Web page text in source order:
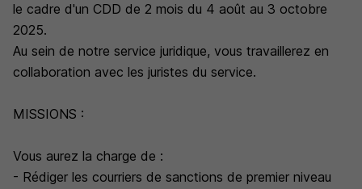
le cadre d'un CDD de 2 mois du 4 août au 3 octobre
2025.
Au sein de notre service juridique, vous travaillerez en
collaboration avec les juristes du service.
MISSIONS :
Vous aurez la charge de :
- Rédiger les courriers de sanctions de premier niveau